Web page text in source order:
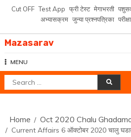
SkipCut OFF Test App फ्री टेस्ट मेगाभरती
अभ्यासक्रम जुन्या प्रश्नपत्रिका
Mazasarav
MENU
Search
for:
Home Oct 2020 Chalu
Current Affairs 6 ऑक्टोबर 2020 चालु